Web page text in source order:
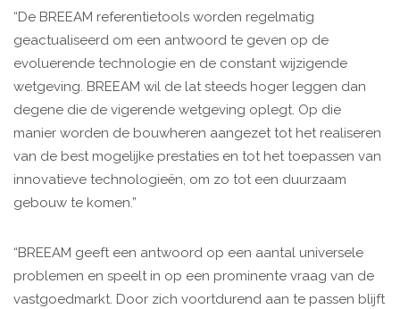
“De BREEAM referentietools worden regelmatig
geactualiseerd om een antwoord te geven op de
evoluerende technologie en de constant wijzigende
wetgeving. BREEAM wil de lat steeds hoger leggen dan
degene die de vigerende wetgeving oplegt. Op die
manier worden de bouwheren aangezet tot het realiseren
van de best mogelijke prestaties en tot het toepassen van
innovatieve technologieën, om zo tot een duurzaam
gebouw te komen.”
“BREEAM geeft een antwoord op een aantal universele
problemen en speelt in op een prominente vraag van de
vastgoedmarkt. Door zich voortdurend aan te passen blijft